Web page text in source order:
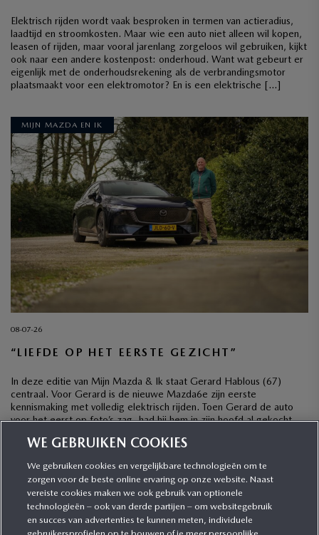
Elektrisch rijden wordt vaak besproken in termen van actieradius,
laadtijd en stroomkosten. Maar wie een auto niet alleen wil kopen,
leasen of rijden, maar vooral jarenlang zorgeloos wil gebruiken, kijkt
ook naar een andere kostenpost: onderhoud. Want wat gebeurt er
eigenlijk met de onderhoudsrekening als de verbrandingsmotor
plaatsmaakt voor een elektromotor? En is een elektrische […]
MIJN MAZDA EN IK
08-07-26
“LIEFDE OP HET EERSTE GEZICHT”
In deze editie van Mijn Mazda & Ik staat Gerard Hablous (67)
centraal. Voor Gerard is de nieuwe Mazda6e zijn eerste
kennismaking met volledig elektrisch rijden. Toen Gerard de auto
voor het eerst op foto’s zag, had hij hem in zijn hoofd al gekocht,
CATEGORIEËN
WE GEBRUIKEN COOKIES
We gebruiken cookies en vergelijkbare technologieën om te
zorgen voor de beste online ervaring op onze website. Naast
vereiste cookies maken we ook gebruik van optionele
technologieën – ook van derde partijen – om websitegebruik
en succes van advertenties te kunnen meten, individuele